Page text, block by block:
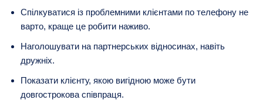
Спілкуватися із проблемними клієнтами по телефону не
варто, краще це робити наживо.
Наголошувати на партнерських відносинах, навіть
дружніх.
Показати клієнту, якою вигідною може бути
довгострокова співпраця.